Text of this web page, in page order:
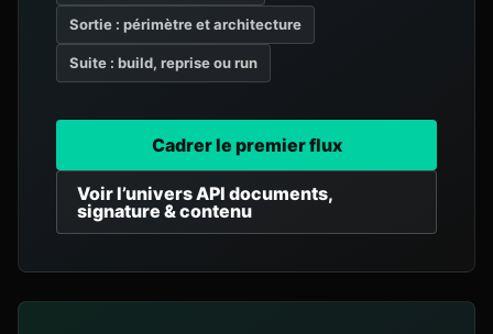
Sortie : périmètre et architecture
Suite : build, reprise ou run
Cadrer le premier flux
Voir l’univers API documents,
signature & contenu